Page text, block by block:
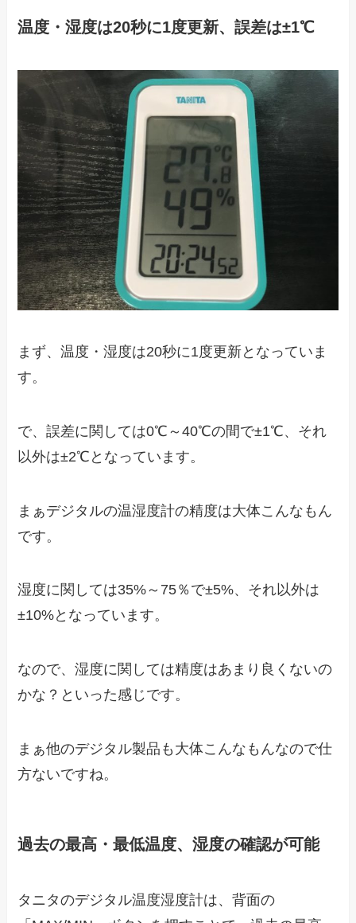
温度・湿度は20秒に1度更新、誤差は±1℃
まず、温度・湿度は20秒に1度更新となっていま
す。
で、誤差に関しては0℃～40℃の間で±1℃、それ
以外は±2℃となっています。
まぁデジタルの温湿度計の精度は大体こんなもん
です。
湿度に関しては35%～75％で±5%、それ以外は
±10%となっています。
なので、湿度に関しては精度はあまり良くないの
かな？といった感じです。
まぁ他のデジタル製品も大体こんなもんなので仕
方ないですね。
過去の最高・最低温度、湿度の確認が可能
タニタのデジタル温度湿度計は、背面の